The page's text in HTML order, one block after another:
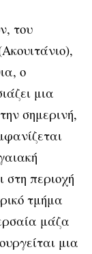
του
ο
μια
σημερινή,
στη περιοχή
τμήμα
μάζα
μια